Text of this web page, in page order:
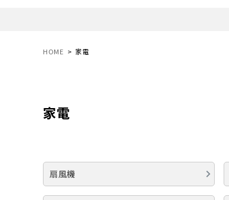
流しそうめん器 寝具
オンドゾーン
coocaa
領収書について
HOME 家電
家電
扇風機